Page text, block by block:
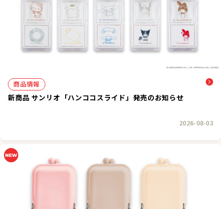
商品情報
新商品 サンリオ「ハンココスライド」発売のお知らせ
2026-08-03